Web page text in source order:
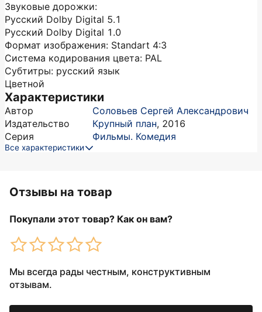
Звуковые дорожки:
Русский Dolby Digital 5.1
Русский Dolby Digital 1.0
Формат изображения: Standart 4:3
Система кодирования цвета: PAL
Субтитры: русский язык
Цветной
Характеристики
Автор
Соловьев Сергей Александрович
Издательство
Крупный план, 2016
Серия
Фильмы. Комедия
Все характеристики
Отзывы на товар
Покупали этот товар? Как он вам?
Мы всегда рады честным, конструктивным
отзывам.